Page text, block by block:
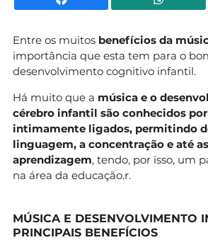
Entre os muitos benefícios da
importância que esta tem para o
desenvolvimento cognitivo infantil.
Há muito que a música e o
cérebro infantil são conhecidos
intimamente ligados, permitindo
linguagem, a concentração e até
aprendizagem, tendo, por isso, um
na área da educação.r.
MÚSICA E DESENVOLVIMENTO
PRINCIPAIS BENEFÍCIOS